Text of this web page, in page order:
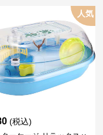
人気
(税込)